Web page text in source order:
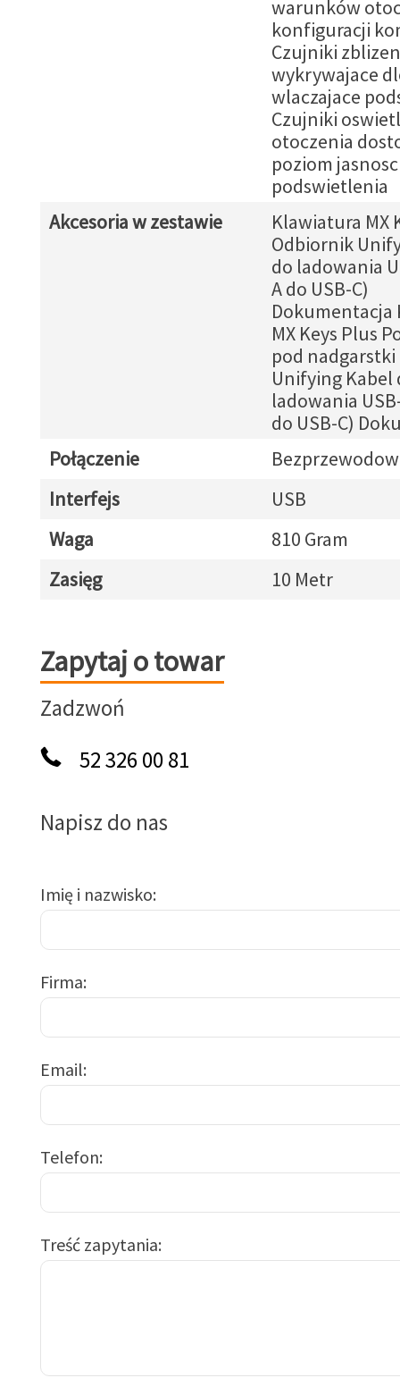
warunków
konfiguracji
Czujniki
wykrywajace
wlaczajace
Czujniki
otoczenia
poziom
podswietlenia
Akcesoria w zestawie
Klawiatura MX
Odbiornik
do ladowania
A do USB-C)
Dokumentacja
MX Keys Plus
pod
Unifying Kabel
ladowania
do USB-C)
Połączenie
Interfejs
USB
Waga
810 Gram
Zasięg
10 Metr
Zapytaj o towar
Zapytaj o towar
Zadzwoń
52 326 00 81
Napisz do nas
Imię i nazwisko
Firma
Email
Telefon
Treść zapytania